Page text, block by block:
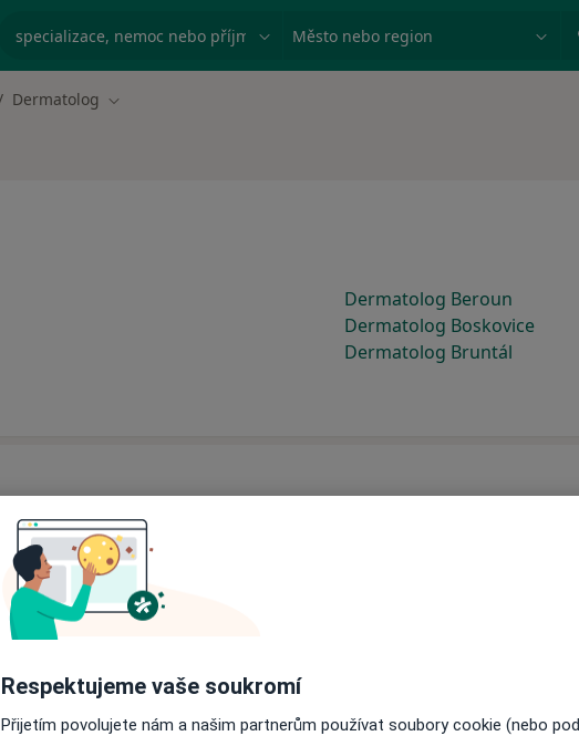
specializace, nemoc nebo příjmení Město nebo region
Dermatolog Změna města
Dermatolog Beroun
Dermatolog Boskovice
Dermatolog Bruntál
Respektujeme vaše soukromí
Přijetím povolujete nám a našim partnerům používat soubory cookie (nebo